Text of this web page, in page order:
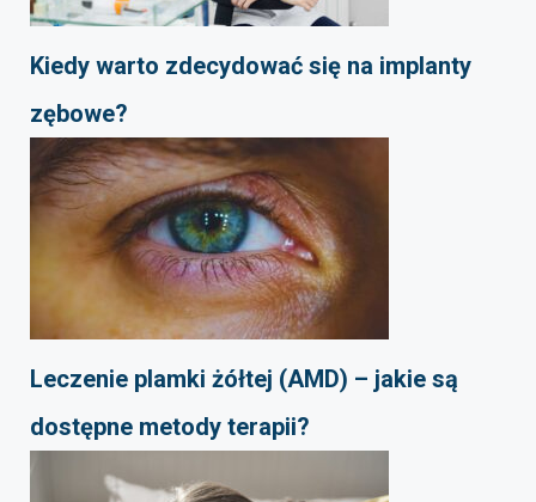
Kiedy warto zdecydować się na implanty
zębowe?
Leczenie plamki żółtej (AMD) – jakie są
dostępne metody terapii?